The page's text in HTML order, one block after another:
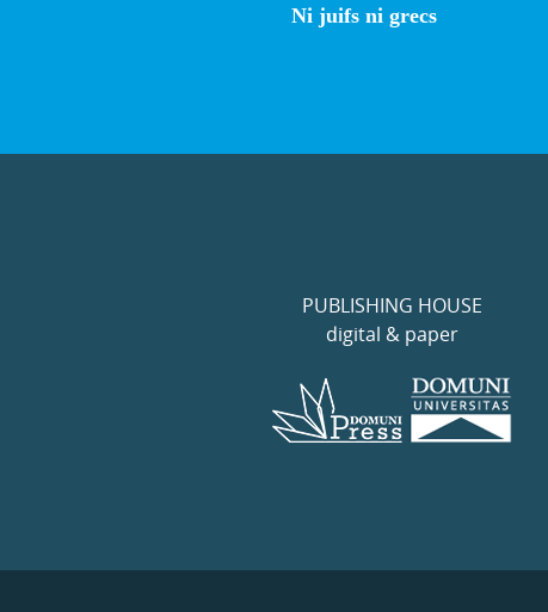
Ni juifs ni grecs
PUBLISHING HOUSE
digital & paper